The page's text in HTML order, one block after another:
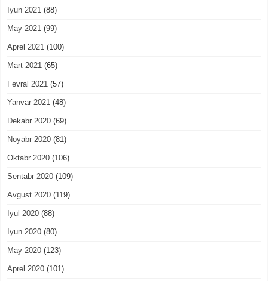
Iyun 2021 (88)
May 2021 (99)
Aprel 2021 (100)
Mart 2021 (65)
Fevral 2021 (57)
Yanvar 2021 (48)
Dekabr 2020 (69)
Noyabr 2020 (81)
Oktabr 2020 (106)
Sentabr 2020 (109)
Avgust 2020 (119)
Iyul 2020 (88)
Iyun 2020 (80)
May 2020 (123)
Aprel 2020 (101)